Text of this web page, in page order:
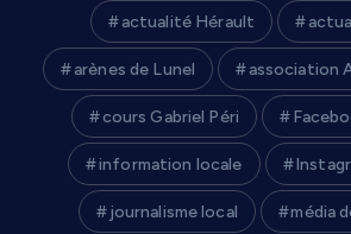
actualité Hérault
arènes de Lunel association
cours Gabriel Péri
information locale
journalisme local média